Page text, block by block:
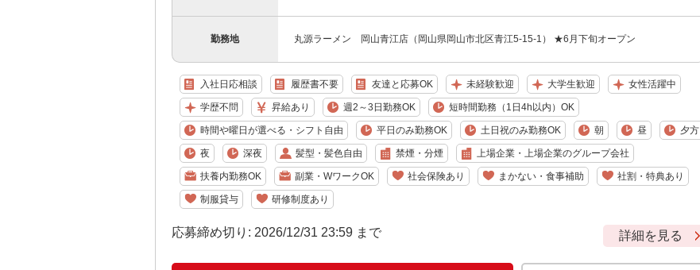
勤務地 丸源ラーメン 岡山青江店（岡山県岡山市北区青江5-15-1） ★6月下旬オープン
入社日応相談 履歴書不要 友達と応募OK 未経験歓迎 大学生歓迎 女性活躍中
学歴不問 昇給あり 週2～3日勤務OK 短時間勤務（1日4h以内）OK
時間や曜日が選べる・シフト自由 平日のみ勤務OK 土日祝のみ勤務OK 朝 昼 夕方
夜 深夜 髪型・髪色自由 禁煙・分煙 上場企業・上場企業のグループ会社
扶養内勤務OK 副業・WワークOK 社会保険あり まかない・食事補助 社割・特典あり
制服貸与 研修制度あり
応募締め切り: 2026/12/31 23:59 まで 詳細を見る